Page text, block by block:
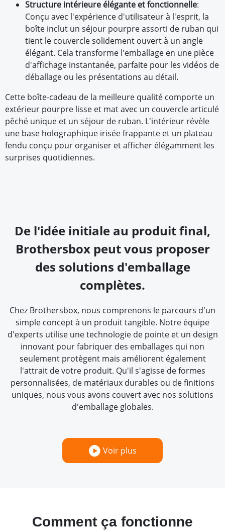
Structure intérieure élégante et fonctionnelle:
Conçu avec l'expérience d'utilisateur à l'esprit, la
boîte inclut un séjour pourpre assorti de ruban qui
tient le couvercle solidement ouvert à un angle
élégant. Cela transforme l'emballage en une pièce
d'affichage instantanée, parfaite pour les vidéos de
déballage ou les présentations au détail.
Cette boîte-cadeau de la meilleure qualité comporte un
extérieur pourpre lisse et mat avec un couvercle articulé
pêché unique et un séjour de ruban. L'intérieur révèle
une base holographique irisée frappante et un plateau
fendu conçu pour organiser et afficher élégamment les
surprises quotidiennes.
De l'idée initiale au produit final,
Brothersbox peut vous proposer
des solutions d'emballage
complètes.
Chez Brothersbox, nous comprenons le parcours d'un
simple concept à un produit tangible. Notre équipe
d'experts utilise une technologie de pointe et un design
innovant pour fabriquer des emballages qui non
seulement protègent mais améliorent également
l'attrait de votre produit. Qu'il s'agisse de formes
personnalisées, de matériaux durables ou de finitions
uniques, nous vous avons couvert avec nos solutions
d'emballage globales.
Voir plus
Comment ça fonctionne